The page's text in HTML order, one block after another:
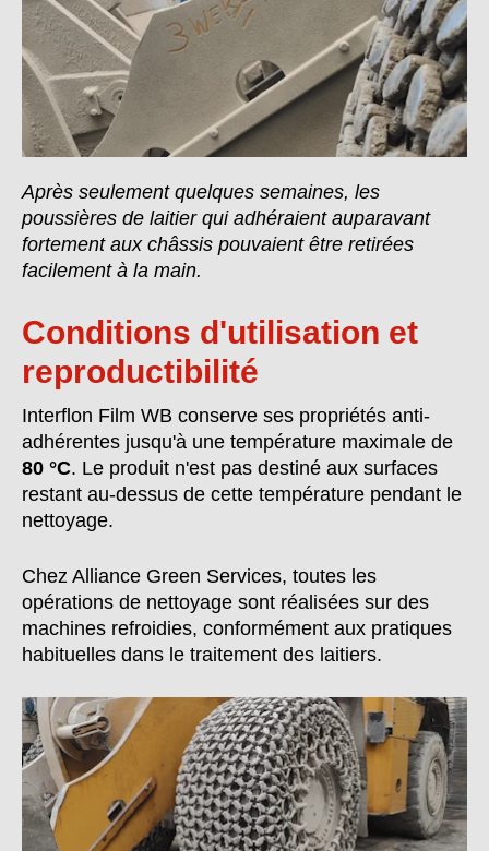
Après seulement quelques semaines, les
poussières de laitier qui adhéraient auparavant
fortement aux châssis pouvaient être retirées
facilement à la main.
Conditions d'utilisation et
reproductibilité
Interflon Film WB conserve ses propriétés anti-
adhérentes jusqu'à une température maximale de
80 °C. Le produit n'est pas destiné aux surfaces
restant au-dessus de cette température pendant le
nettoyage.
Chez Alliance Green Services, toutes les
opérations de nettoyage sont réalisées sur des
machines refroidies, conformément aux pratiques
habituelles dans le traitement des laitiers.